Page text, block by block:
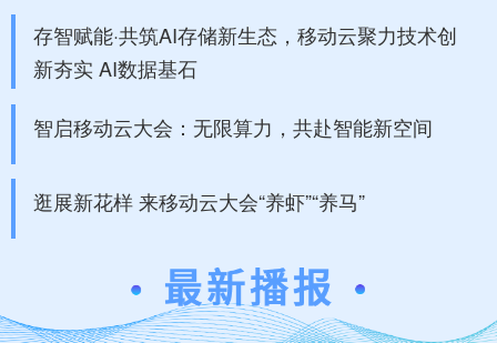
存智赋能·共筑AI存储新生态，移动云聚力技术创
新夯实 AI数据基石
智启移动云大会：无限算力，共赴智能新空间
逛展新花样 来移动云大会“养虾”“养马”